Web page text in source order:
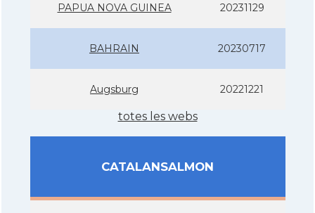
PAPUA NOVA GUINEA 20231129
BAHRAIN 20230717
Augsburg 20221221
totes les webs
CATALANSALMON